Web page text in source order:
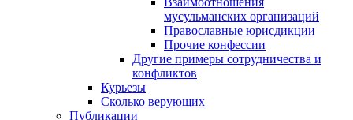
мусульманских организаций
Православные юрисдикции
Прочие конфессии
Другие примеры сотрудничества и
конфликтов
Курьезы
Сколько верующих
Публикации